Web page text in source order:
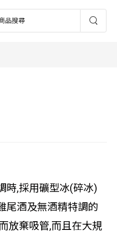
時,採用礦型冰(碎冰)
尾酒及無酒精特調的
放棄吸管,而且在大規